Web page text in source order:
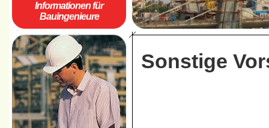
Informationen für
Bauingenieure
Sonstige